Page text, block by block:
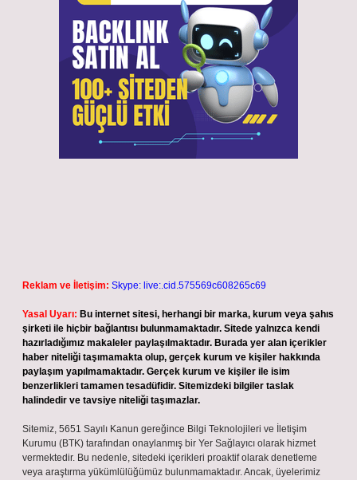
Reklam ve İletişim: Skype: live:.cid.575569c608265c69
Yasal Uyarı: Bu internet sitesi, herhangi bir marka, kurum veya şahıs
şirketi ile hiçbir bağlantısı bulunmamaktadır. Sitede yalnızca kendi
hazırladığımız makaleler paylaşılmaktadır. Burada yer alan içerikler
haber niteliği taşımamakta olup, gerçek kurum ve kişiler hakkında
paylaşım yapılmamaktadır. Gerçek kurum ve kişiler ile isim
benzerlikleri tamamen tesadüfidir. Sitemizdeki bilgiler taslak
halindedir ve tavsiye niteliği taşımazlar.
Sitemiz, 5651 Sayılı Kanun gereğince Bilgi Teknolojileri ve İletişim
Kurumu (BTK) tarafından onaylanmış bir Yer Sağlayıcı olarak hizmet
vermektedir. Bu nedenle, sitedeki içerikleri proaktif olarak denetleme
veya araştırma yükümlülüğümüz bulunmamaktadır. Ancak, üyelerimiz